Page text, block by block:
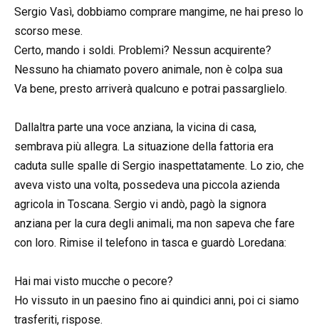
Sergio Vasì, dobbiamo comprare mangime, ne hai preso lo
scorso mese.
Certo, mando i soldi. Problemi? Nessun acquirente?
Nessuno ha chiamato povero animale, non è colpa sua
Va bene, presto arriverà qualcuno e potrai passarglielo.
Dallaltra parte una voce anziana, la vicina di casa,
sembrava più allegra. La situazione della fattoria era
caduta sulle spalle di Sergio inaspettatamente. Lo zio, che
aveva visto una volta, possedeva una piccola azienda
agricola in Toscana. Sergio vi andò, pagò la signora
anziana per la cura degli animali, ma non sapeva che fare
con loro. Rimise il telefono in tasca e guardò Loredana:
Hai mai visto mucche o pecore?
Ho vissuto in un paesino fino ai quindici anni, poi ci siamo
trasferiti, rispose.